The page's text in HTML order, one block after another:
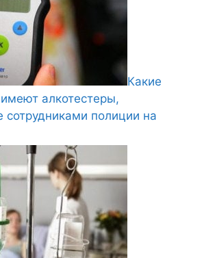
Какие
алкотестеры,
полиции на